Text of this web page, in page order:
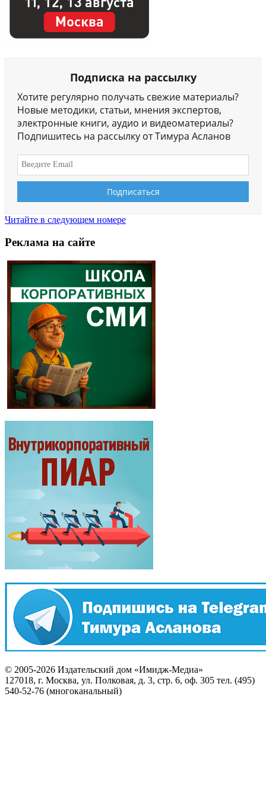
Подписка на рассылку
Хотите регулярно получать свежие материалы?
Новые методики, статьи, мнения экспертов,
электронные книги, аудио и видеоматериалы?
Подпишитесь на рассылку от Тимура Асланов
Читайте в следующем номере
Реклама на сайте
© 2005-2026 Издательский дом «Имидж-Медиа»
127018, г. Москва, ул. Полковая, д. 3, стр. 6, оф. 305 тел. (495)
540-52-76 (многоканальный)